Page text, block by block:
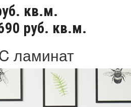
кв.м.
руб. кв.м.
ламинат